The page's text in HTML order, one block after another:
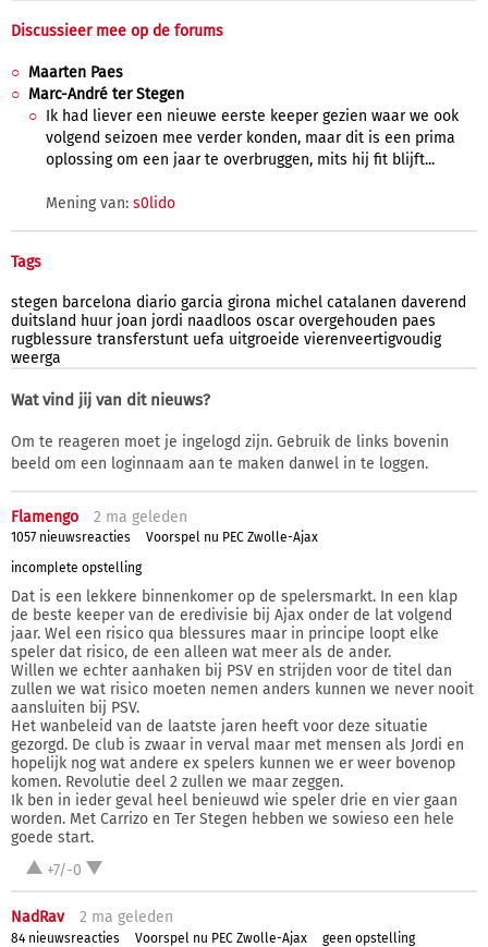
Discussieer mee op de forums
Maarten Paes
Marc-André ter Stegen
Ik had liever een nieuwe eerste keeper gezien waar we ook
volgend seizoen mee verder konden, maar dit is een prima
oplossing om een jaar te overbruggen, mits hij fit blijft...
Mening van: s0lido
Tags
stegen barcelona diario garcia girona michel catalanen daverend
duitsland huur joan jordi naadloos oscar overgehouden paes
rugblessure transferstunt uefa uitgroeide vierenveertigvoudig
weerga
Wat vind jij van dit nieuws?
Om te reageren moet je ingelogd zijn. Gebruik de links bovenin
beeld om een loginnaam aan te maken danwel in te loggen.
Flamengo 2 ma geleden
1057 nieuwsreacties
Voorspel nu PEC Zwolle-Ajax
incomplete opstelling
Dat is een lekkere binnenkomer op de spelersmarkt. In een klap
de beste keeper van de eredivisie bij Ajax onder de lat volgend
jaar. Wel een risico qua blessures maar in principe loopt elke
speler dat risico, de een alleen wat meer als de ander.
Willen we echter aanhaken bij PSV en strijden voor de titel dan
zullen we wat risico moeten nemen anders kunnen we never nooit
aansluiten bij PSV.
Het wanbeleid van de laatste jaren heeft voor deze situatie
gezorgd. De club is zwaar in verval maar met mensen als Jordi en
hopelijk nog wat andere ex spelers kunnen we er weer bovenop
komen. Revolutie deel 2 zullen we maar zeggen.
Ik ben in ieder geval heel benieuwd wie speler drie en vier gaan
worden. Met Carrizo en Ter Stegen hebben we sowieso een hele
goede start.
+7/-0
NadRav 2 ma geleden
84 nieuwsreacties Voorspel nu PEC Zwolle-Ajax geen opstelling